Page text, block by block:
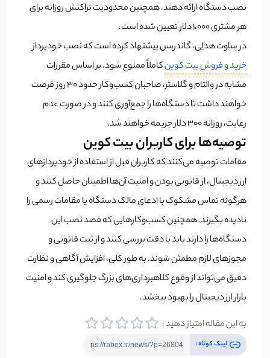
نصب دستگاه ارائه دهند. همچنین محدودیت تراکنش روزانه برای
هر مشتری ۱،۰۰۰ دلار تعیین شده است.
در ساوت هدلِی، گاندرسن پیشنهاد کرده است که نصب خودپرداز
خرید و فروش بیت کوینکاملاً ممنوع شود. بر اساس مقررات
مشابه در والتام و گلاستر، صاحبان کسب‌وکار حدود ۳۰ روز فرصت
خواهند داشت تا دستگاه‌ها را جمع‌آوری کنند و در صورت عدم
رعایت، روزانه ۳۰۰ دلار جریمه خواهند شد.
توصیه‌ها برای کاربران بیت کوین
مقامات توصیه می‌کنند که کاربران قبل از استفاده از خودپردازهای
ارز دیجیتال، از قانونی بودن و امنیت آن‌ها اطمینان حاصل کنند و
هرگونه تماس مشکوک با ادعای مالک دستگاه یا مقامات رسمی را
نادیده بگیرند. همچنین کسب‌وکارهایی که قصد نصب این
دستگاه‌ها را دارند باید با دقت بررسی کنند و از ثبت قانونی و
مجوزهای لازم مطمئن شوند. به طور کلی، افزایش آگاهی و نظارت
دقیق می‌تواند از وقوع کلاهبرداری‌های بزرگ جلوگیری کند و امنیت
بازار ارز دیجیتال را بهبود ببخشد.
به این مقاله امتیاز دهید :
لینک کوتاه :